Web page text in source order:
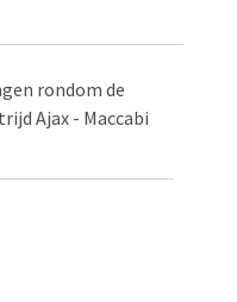
rondom de
Ajax - Maccabi